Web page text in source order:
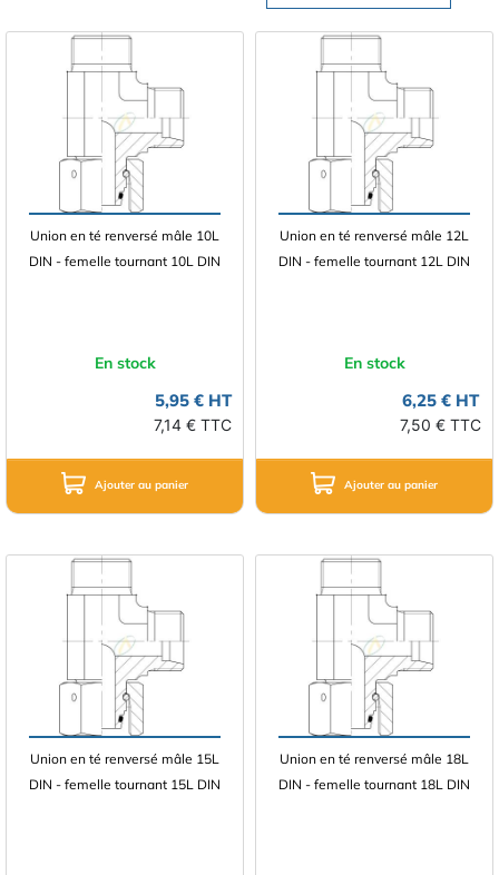
Union en té renversé mâle 10L
DIN - femelle tournant 10L DIN
En stock
5,95 € HT
7,14 € TTC
Ajouter au panier
Union en té renversé mâle 12L
DIN - femelle tournant 12L DIN
En stock
6,25 € HT
7,50 € TTC
Ajouter au panier
Union en té renversé mâle 15L
DIN - femelle tournant 15L DIN
Union en té renversé mâle 18L
DIN - femelle tournant 18L DIN